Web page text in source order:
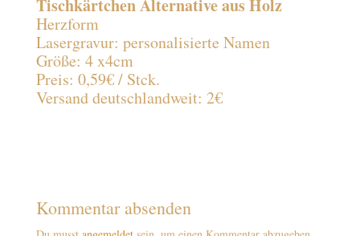
Tischkärtchen Alternative aus Holz
Herzform
Lasergravur: personalisierte Namen
Größe: 4 x4cm
Preis: 0,59€ / Stck.
Versand deutschlandweit: 2€
Kommentar absenden